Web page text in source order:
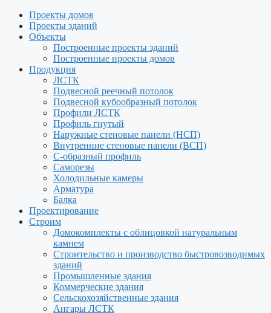
Проекты домов
Проекты зданий
Объекты
Построенные проекты зданий
Построенные проекты домов
Продукция
ЛСТК
Подвесной реечный потолок
Подвесной кубообразный потолок
Профили ЛСТК
Профиль гнутый
Наружные стеновые панели (НСП)
Внутренние стеновые панели (ВСП)
С-образный профиль
Саморезы
Холодильные камеры
Арматура
Балка
Проектирование
Строим
Домокомплекты с облицовкой натуральным
камнем
Строительство и производство быстровозводимых
зданий
Промышленные здания
Коммерческие здания
Сельскохозяйственные здания
Ангары ЛСТК